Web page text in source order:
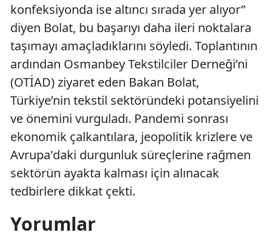
konfeksiyonda ise altıncı sırada yer alıyor”
diyen Bolat, bu başarıyı daha ileri noktalara
taşımayı amaçladıklarını söyledi. Toplantının
ardından Osmanbey Tekstilciler Derneği’ni
(OTİAD) ziyaret eden Bakan Bolat,
Türkiye’nin tekstil sektöründeki potansiyelini
ve önemini vurguladı. Pandemi sonrası
ekonomik çalkantılara, jeopolitik krizlere ve
Avrupa'daki durgunluk süreçlerine rağmen
sektörün ayakta kalması için alınacak
tedbirlere dikkat çekti.
Yorumlar